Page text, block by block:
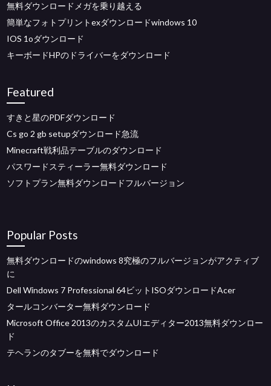
無料ダウンロードメガを乗り越える
簡単なフォトプリントexダウンロードwindows 10
IOS 1oダウンロード
キーボードHPのドライバーをダウンロード
Featured
すきと星のPDFダウンロード
Cs go 2 gb setupダウンロード急流
Minecraft戦利品テーブルのダウンロード
パスワードスティーラー無料ダウンロード
ソフトプラン無料ダウンロードフルバージョン
Popular Posts
無料ダウンロードのwindows 8究極のフルバージョンがアクティブ
に
Dell Windows 7 Professional 64ビットISOダウンロードAcer
タールコンバーター無料ダウンロード
Microsoft Office 2013のカスタムUIエディター2013無料ダウンロー
ド
テヘランのタブーを無料でダウンロード